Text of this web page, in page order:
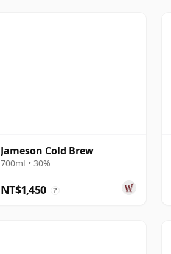
Jameson Cold Brew
700ml • 30%
NT$1,450 ?